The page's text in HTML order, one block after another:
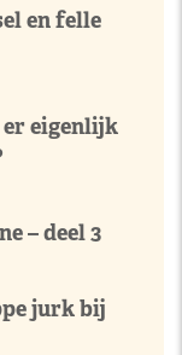
en felle
eigenlijk
– deel 3
jurk bij